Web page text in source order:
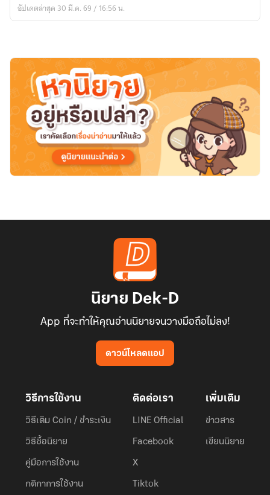
อัปเดตล่าสุด 30 มี.ค. 69 / 16:56 น.
นิยาย Dek-D
App ที่จะทำให้คุณอ่านนิยายจนวางมือถือไม่ลง!
ดาวน์โหลดแอป
วิธีการใช้งาน
วิธีเติม Coin / ชำระเงิน
วิธีซื้อนิยาย
คู่มือการใช้งาน
กติกาการใช้งาน
ติดต่อเรา
LINE Official
Facebook
X
Tiktok
เพิ่มเติม
ข่าวสาร
เขียนนิยาย